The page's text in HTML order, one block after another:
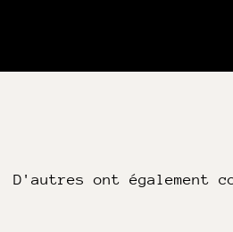
D'autres ont également